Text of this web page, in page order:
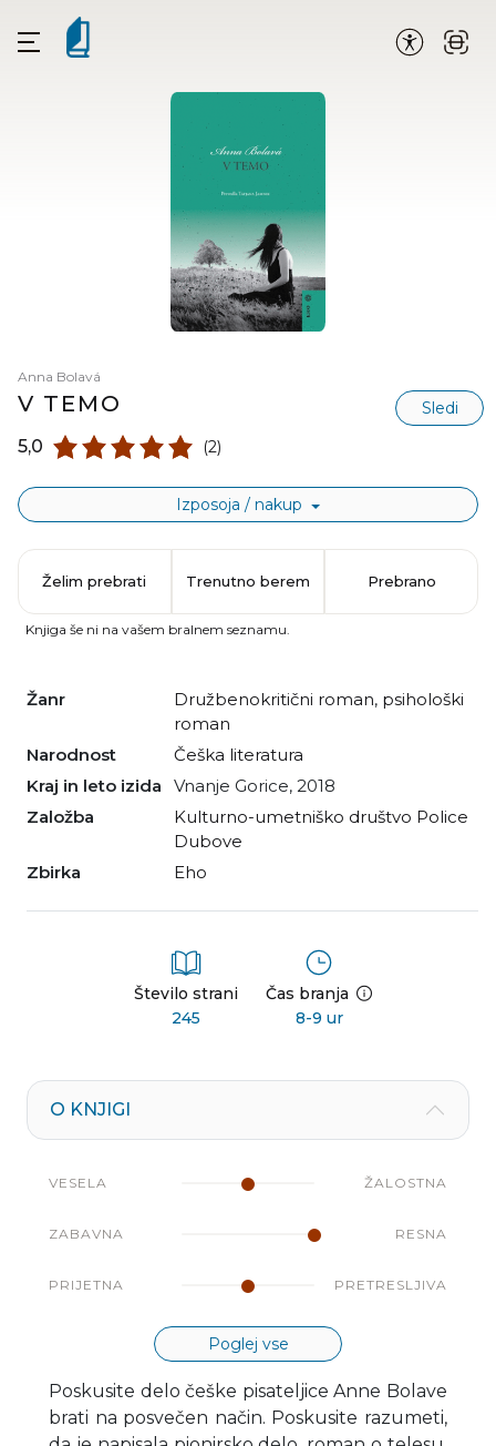
Anna Bolavá
V TEMO Sledi
5,0 (2)
Izposoja / nakup
Žanr družbenokritični roman, psihološki
roman
Narodnost
češka literatura
Kraj in leto izida
Vnanje Gorice, 2018
Založba
Kulturno-umetniško društvo Police
Dubove
Zbirka
Eho
Število strani
245
Čas branja
8-9 ur
Želim prebrati Trenutno berem Prebrano
Knjiga še ni na vašem bralnem seznamu.
O KNJIGI
VESELA ŽALOSTNA
ZABAVNA RESNA
PRIJETNA PRETRESLJIVA
Poglej vse
Poskusite delo češke pisateljice Anne Bolave
brati na posvečen način. Poskusite razumeti,